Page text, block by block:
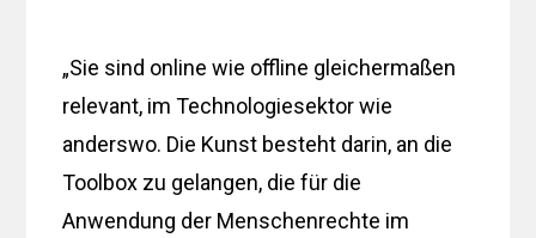
„Sie sind online wie offline gleichermaßen
relevant, im Technologiesektor wie
anderswo. Die Kunst besteht darin, an die
Toolbox zu gelangen, die für die
Anwendung der Menschenrechte im